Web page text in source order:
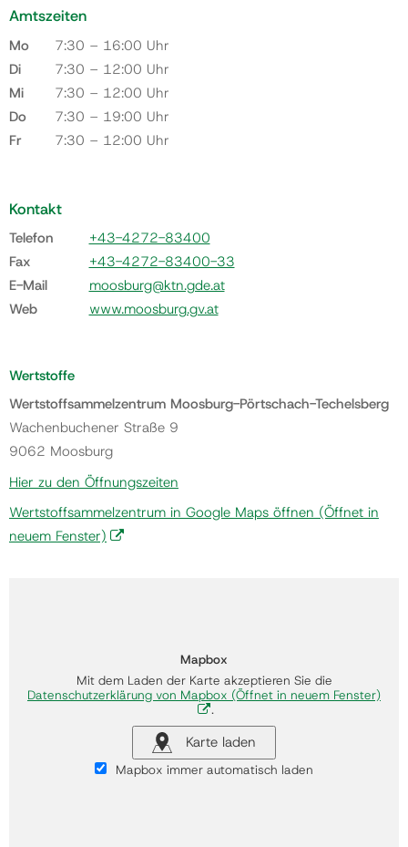
Amtszeiten
Mo
7:30 – 16:00 Uhr
Di
7:30 – 12:00 Uhr
Mi
7:30 – 12:00 Uhr
Do
7:30 – 19:00 Uhr
Fr
7:30 – 12:00 Uhr
Kontakt
Telefon
+43-4272-83400
Fax
+43-4272-83400-33
E-Mail
moosburg@ktn.gde.at
Web
www.moosburg.gv.at
Wertstoffe
Wertstoffsammelzentrum Moosburg-Pörtschach-Techelsberg
Wachenbuchener Straße 9
9062 Moosburg
Hier zu den Öffnungszeiten
Wertstoffsammelzentrum in Google Maps öffnen (Öffnet in
neuem Fenster)
Mapbox
Mit dem Laden der Karte akzeptieren Sie die
Datenschutzerklärung von Mapbox (Öffnet in neuem Fenster)
.
Karte laden
Mapbox immer automatisch laden